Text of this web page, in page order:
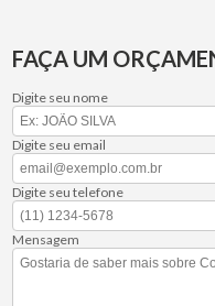
FAÇA UM
Digite seu nome
Digite seu email
Digite seu telefone
Mensagem